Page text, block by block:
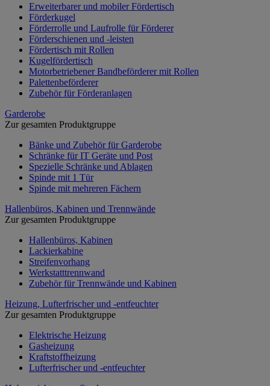
Erweiterbarer und mobiler Fördertisch
Förderkugel
Förderrolle und Laufrolle für Förderer
Förderschienen und -leisten
Fördertisch mit Rollen
Kugelfördertisch
Motorbetriebener Bandbeförderer mit Rollen
Palettenbeförderer
Zubehör für Förderanlagen
Garderobe
Zur gesamten Produktgruppe
Bänke und Zubehör für Garderobe
Schränke für IT Geräte und Post
Spezielle Schränke und Ablagen
Spinde mit 1 Tür
Spinde mit mehreren Fächern
Hallenbüros, Kabinen und Trennwände
Zur gesamten Produktgruppe
Hallenbüros, Kabinen
Lackierkabine
Streifenvorhang
Werkstatttrennwand
Zubehör für Trennwände und Kabinen
Heizung, Lufterfrischer und -entfeuchter
Zur gesamten Produktgruppe
Elektrische Heizung
Gasheizung
Kraftstoffheizung
Lufterfrischer und -entfeuchter